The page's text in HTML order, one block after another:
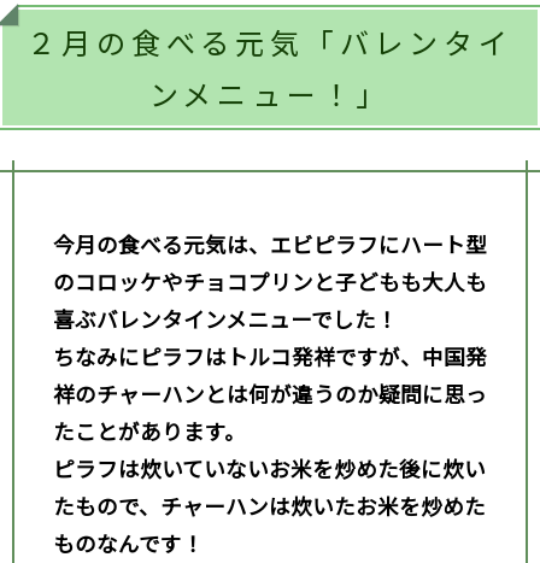
２月の食べる元気「バレンタイ
ンメニュー！」
今月の食べる元気は、エビピラフにハート型
のコロッケやチョコプリンと子どもも大人も
喜ぶバレンタインメニューでした！
ちなみにピラフはトルコ発祥ですが、中国発
祥のチャーハンとは何が違うのか疑問に思っ
たことがあります。
ピラフは炊いていないお米を炒めた後に炊い
たもので、チャーハンは炊いたお米を炒めた
ものなんです！